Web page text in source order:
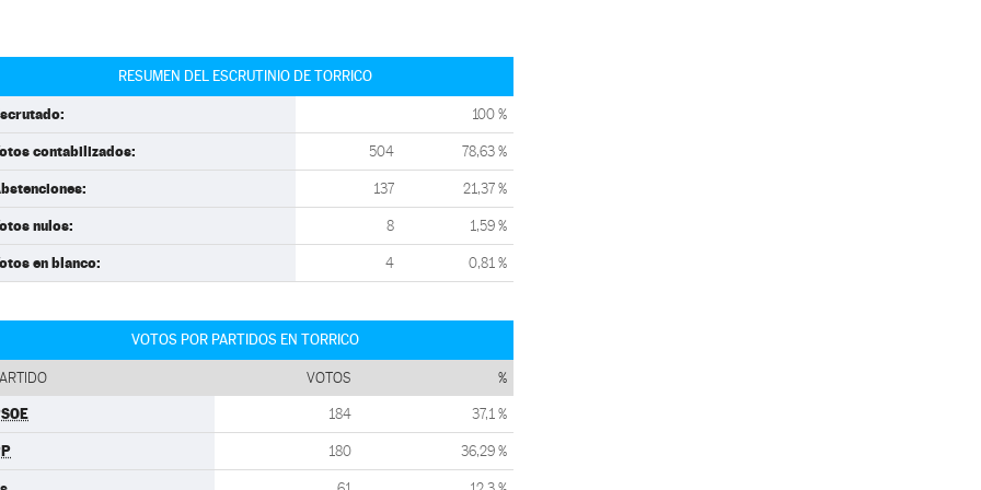
RESUMEN DEL ESCRUTINIO DE TORRICO
100 %
contabilizados: 504 78,63 %
137 21,37 %
nulos: 8 1,59 %
en blanco: 4 0,81 %
VOTOS POR PARTIDOS EN TORRICO
VOTOS %
184 37,1 %
180 36,29 %